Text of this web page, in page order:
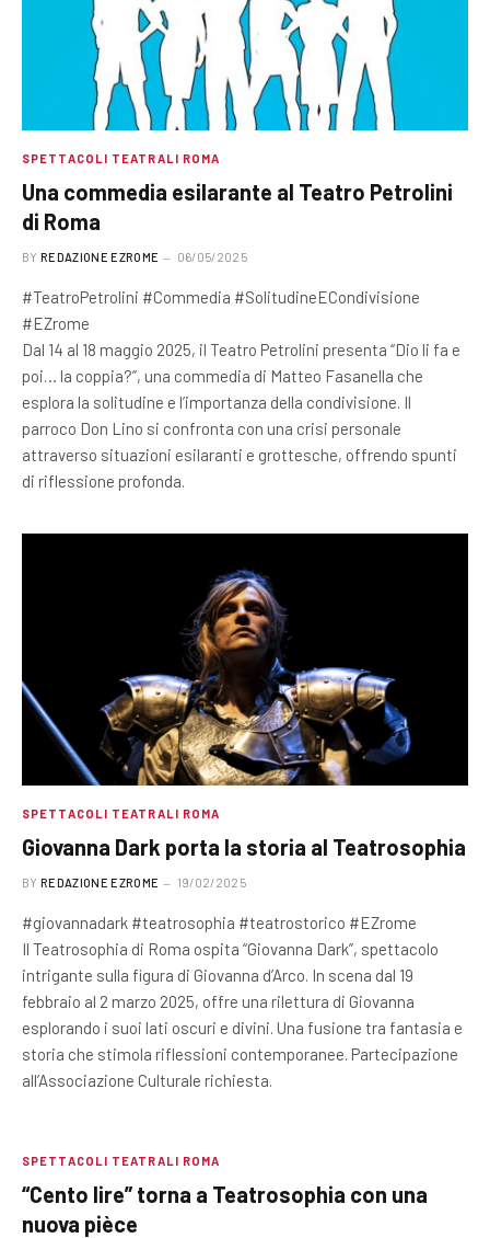
SPETTACOLI TEATRALI ROMA
Una commedia esilarante al Teatro Petrolini
di Roma
BY REDAZIONE EZROME 06/05/2025
#TeatroPetrolini #Commedia #SolitudineECondivisione
#EZrome
Dal 14 al 18 maggio 2025, il Teatro Petrolini presenta “Dio li fa e
poi… la coppia?”, una commedia di Matteo Fasanella che
esplora la solitudine e l’importanza della condivisione. Il
parroco Don Lino si confronta con una crisi personale
attraverso situazioni esilaranti e grottesche, offrendo spunti
di riflessione profonda.
SPETTACOLI TEATRALI ROMA
Giovanna Dark porta la storia al Teatrosophia
BY REDAZIONE EZROME 19/02/2025
#giovannadark #teatrosophia #teatrostorico #EZrome
Il Teatrosophia di Roma ospita “Giovanna Dark”, spettacolo
intrigante sulla figura di Giovanna d’Arco. In scena dal 19
febbraio al 2 marzo 2025, offre una rilettura di Giovanna
esplorando i suoi lati oscuri e divini. Una fusione tra fantasia e
storia che stimola riflessioni contemporanee. Partecipazione
all’Associazione Culturale richiesta.
SPETTACOLI TEATRALI ROMA
“Cento lire” torna a Teatrosophia con una
nuova pièce